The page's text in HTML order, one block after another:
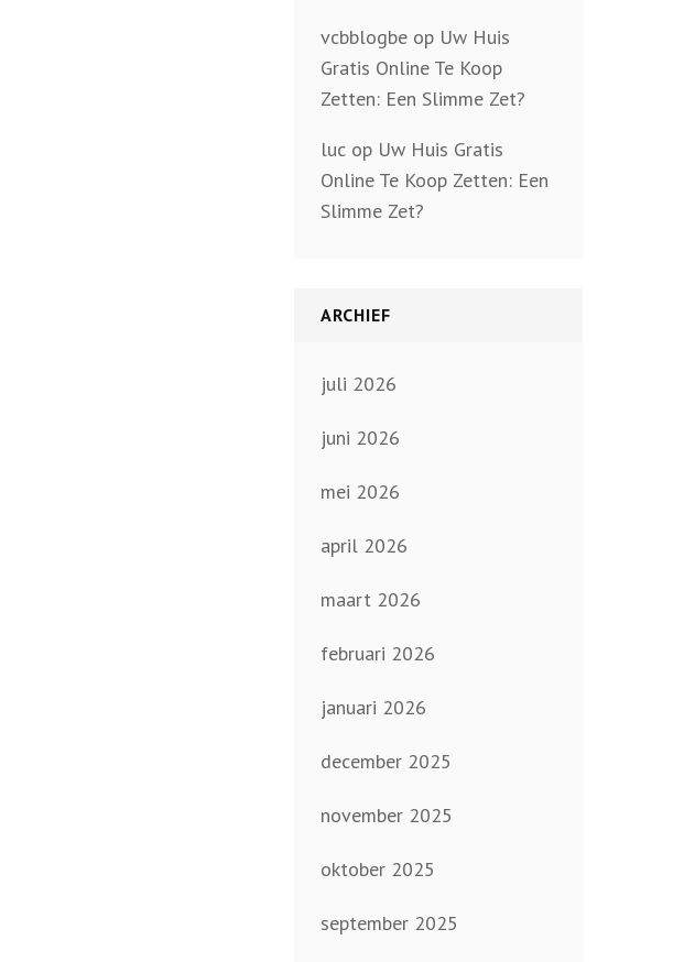
vcbblogbeop Uw Huis
Gratis Online Te Koop
Zetten: Een Slimme Zet?
lucop Uw Huis Gratis
Online Te Koop Zetten: Een
Slimme Zet?
ARCHIEF
juli 2026
juni 2026
mei 2026
april 2026
maart 2026
februari 2026
januari 2026
december 2025
november 2025
oktober 2025
september 2025